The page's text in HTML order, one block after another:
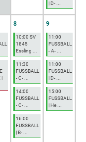
| D- ...
8
10:00 SV
1845
Essling ...
11:30
FUSSBALL
- C- ...
14:00
FUSSBALL
- C- ...
16:00
FUSSBALL
| B- ...
9
11:00
FUSSBALL
- A- ...
11:00
FUSSBALL
| D- ...
15:00
FUSSBALL
| He ...